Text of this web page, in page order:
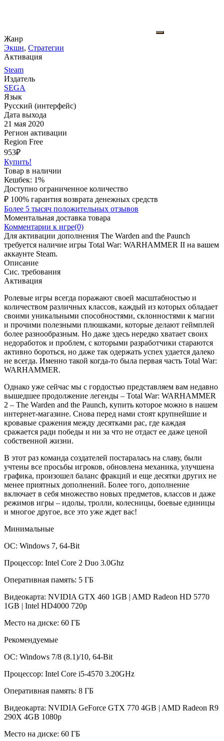
Жанр
Экшн, Стратегии
Активация
Steam
Издатель
SEGA
Язык
Русский (интерфейс)
Дата выхода
21 мая 2020
Регион активации
Region Free
953₽
Купить!
Товар в наличии
Кешбек: 1%
Доступно ограниченное количество
₽ 100% гарантия возврата денежных средств
Более 5 тысяч положительных отзывов
Моментальная доставка товара
Комментарии к игре(0)
Для активации дополнения The Warden and the Paunch
требуется наличие игры Total War: WARHAMMER II на вашем
аккаунте Steam.
Описание
Сис. требования
Активация
Ролевые игры всегда поражают своей масштабностью и
количеством различных классов, каждый из которых обладает
своими уникальными способностями, склонностями к магии
и прочими полезными плюшками, которые делают геймплей
более разнообразным. Но даже здесь нередко хватает своих
недоработок и проблем, с которыми разработчики стараются
активно бороться, но даже так одержать успех удается далеко
не всегда. Именно такой когда-то была первая часть Total War:
WARHAMMER.
Однако уже сейчас мы с гордостью представляем вам недавно
вышедшее продолжение легенды – Total War: WARHAMMER
2 – The Warden and the Paunch, купить которое можно в нашем
интернет-магазине. Снова перед нами стоят крупнейшие и
кровавые сражения между десятками рас, где каждая
сражается ради победы и ни за что не отдаст ее даже ценой
собственной жизни.
В этот раз команда создателей постаралась на славу, были
учтены все просьбы игроков, обновлена механика, улучшена
графика, произошел баланс фракций и еще десятки других не
менее приятных дополнений. Более того, дополнение
включает в себя множество новых предметов, классов и даже
режимов игры – идолы, тролли, колесницы, боевые единицы
и многое другое, все это уже ждет вас!
Минимальные
ОС: Windows 7, 64-Bit
Процессор: Intel Core 2 Duo 3.0Ghz
Оперативная память: 5 ГБ
Видеокарта: NVIDIA GTX 460 1GB | AMD Radeon HD 5770
1GB | Intel HD4000 720p
Место на диске: 60 ГБ
Рекомендуемые
ОС: Windows 7/8 (8.1)/10, 64-Bit
Процессор: Intel Core i5-4570 3.20GHz
Оперативная память: 8 ГБ
Видеокарта: NVIDIA GeForce GTX 770 4GB | AMD Radeon R9
290X 4GB 1080p
Место на диске: 60 ГБ